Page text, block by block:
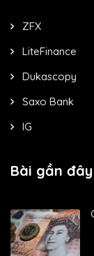
ZFX
LiteFinance
Dukascopy
Saxo Bank
IG
Bài gần đây